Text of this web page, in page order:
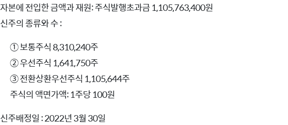
자본에 전입한 금액과 재원: 주식발행초과금 1,105,763,400원
신주의 종류와 수 :
① 보통주식 8,310,240주
② 우선주식 1,641,750주
③ 전환상환우선주식 1,105,644주
주식의 액면가액: 1주당 100원
신주배정일 : 2022년 3월 30일